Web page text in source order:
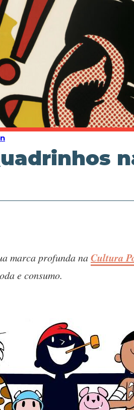
marca profunda naCultura
e consumo.